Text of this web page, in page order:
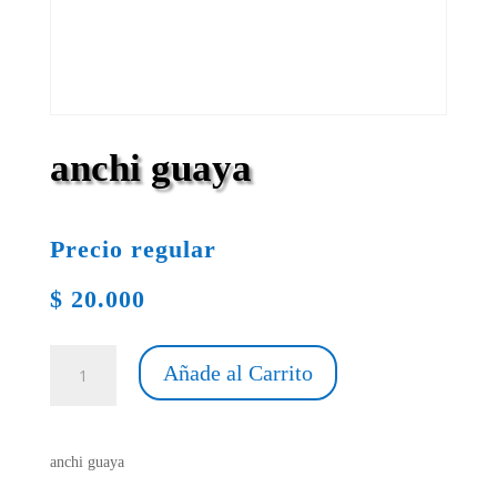
anchi guaya
Precio regular
$ 20.000
guaya
Añade al Carrito
anchi guaya